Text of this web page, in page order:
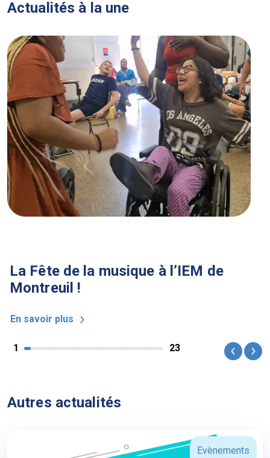
Actualités à la une
La Fête de la musique à l’IEM de
Montreuil !
En savoir plus
1
23
Autres actualités
Evènements